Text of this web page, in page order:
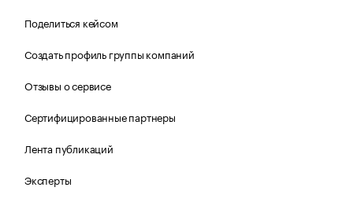
Поделиться кейсом
Создать профиль группы компаний
Отзывы о сервисе
Сертифицированные партнеры
Лента публикаций
Эксперты